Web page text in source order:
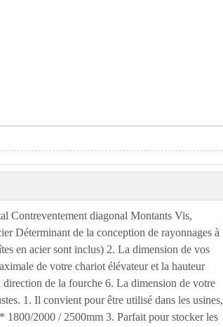
Contreventement diagonal Montants Vis,
Déterminant de la conception de rayonnages à
en acier sont inclus) 2. La dimension de vos
de votre chariot élévateur et la hauteur
de la fourche 6. La dimension de votre
1. Il convient pour être utilisé dans les usines,
2000 / 2500mm 3. Parfait pour stocker les